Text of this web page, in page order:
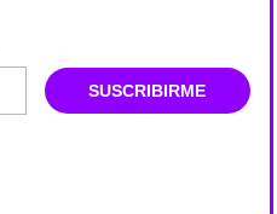
SUSCRIBIRME